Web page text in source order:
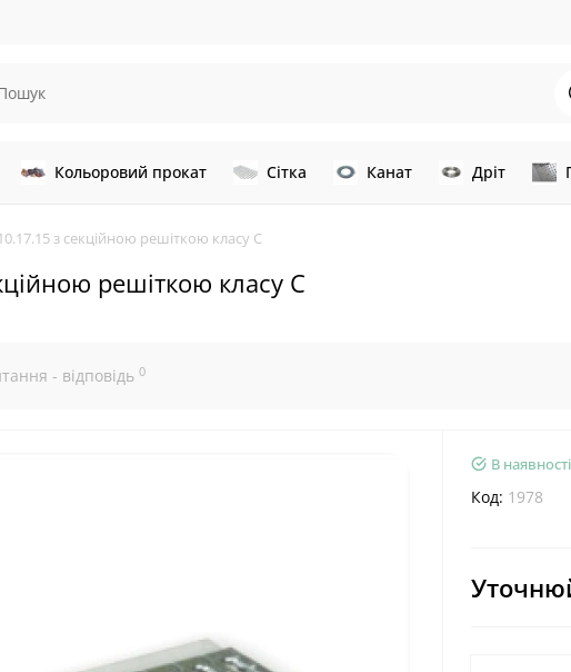
Кольоровий прокат Сітка Канат Дріт
з секційною решіткою класу С
решіткою класу С
- відповідь 0
В наявності
Код: 1978